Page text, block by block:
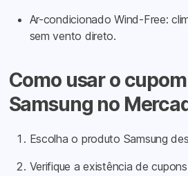
Ar-condicionado Wind-Free:
sem vento direto.
Como usar o
Samsung no
Escolha o produto Samsung
Verifique a existência de